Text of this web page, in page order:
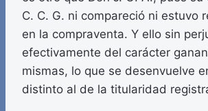
C. C. G. ni compareció ni estuvo
en la compraventa. Y ello sin
efectivamente del carácter
mismas, lo que se desenvuelve
distinto al de la titularidad